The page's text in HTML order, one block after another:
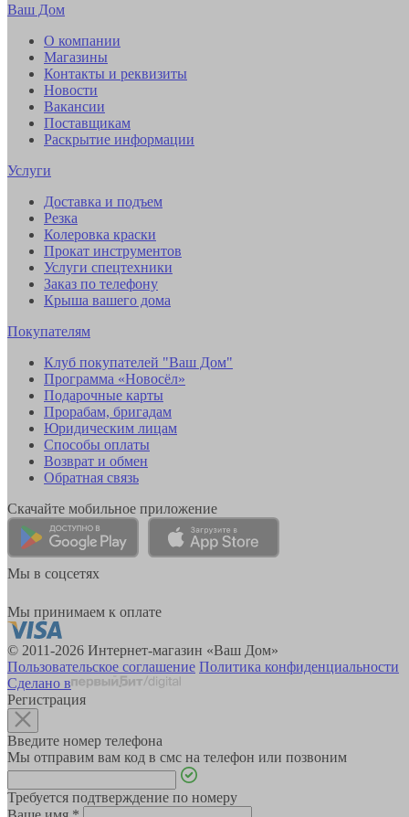
Ваш Дом
О компании
Магазины
Контакты и реквизиты
Новости
Вакансии
Поставщикам
Раскрытие информации
Услуги
Доставка и подъем
Резка
Колеровка краски
Прокат инструментов
Услуги спецтехники
Заказ по телефону
Крыша вашего дома
Покупателям
Клуб покупателей "Ваш Дом"
Программа «Новосёл»
Подарочные карты
Прорабам, бригадам
Юридическим лицам
Способы оплаты
Возврат и обмен
Обратная связь
Скачайте мобильное приложение
Мы в соцсетях
Мы принимаем к оплате
© 2011-2026 Интернет-магазин «Ваш Дом»
Пользовательское соглашение Политика конфиденциальности
Сделано в
Регистрация
Введите номер телефона
Мы отправим вам код в смс на телефон или позвоним
Требуется подтверждение по номеру